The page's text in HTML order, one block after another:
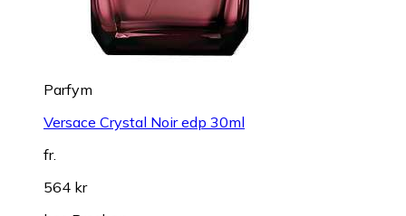
Parfym
Versace Crystal Noir edp 30ml
fr.
564 kr